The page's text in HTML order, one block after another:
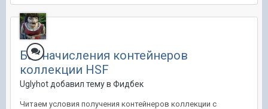
Баг начисления контейнеров
коллекции HSF
Uglyhot добавил тему в Фидбек
Читаем условия получения контейнеров коллекции с